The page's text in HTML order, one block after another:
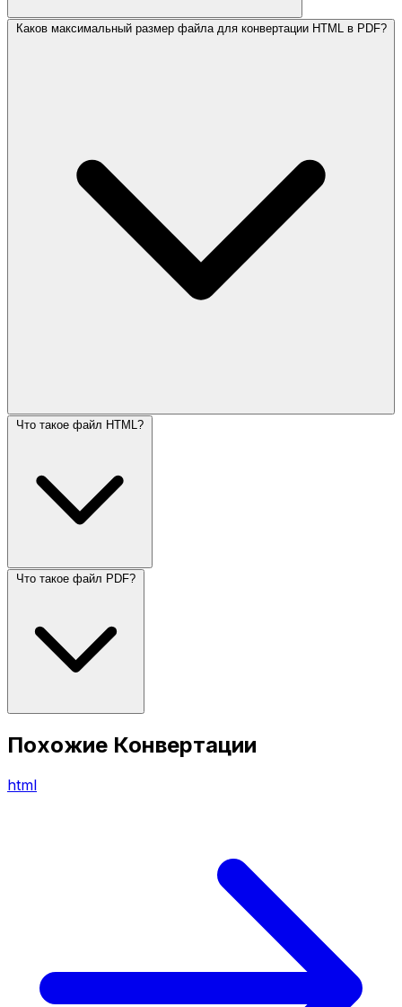
Каков максимальный размер файла для конвертации HTML в PDF?
Что такое файл HTML?
Что такое файл PDF?
Похожие Конвертации
html